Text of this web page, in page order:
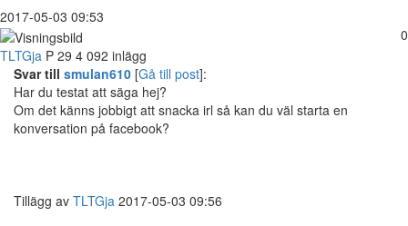
2017-05-03 09:53
0
TLTGja P 29 4 092 inlägg
Svar till smulan610 [Gå till post]:
Har du testat att säga hej?
Om det känns jobbigt att snacka irl så kan du väl starta en
konversation på facebook?
Tillägg av TLTGja 2017-05-03 09:56